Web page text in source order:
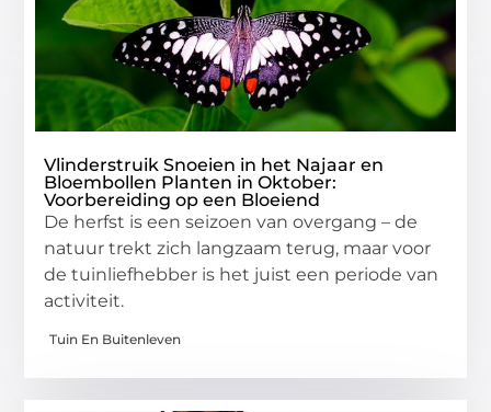
Vlinderstruik Snoeien in het Najaar en
Bloembollen Planten in Oktober:
Voorbereiding op een Bloeiend
De herfst is een seizoen van overgang – de
natuur trekt zich langzaam terug, maar voor
de tuinliefhebber is het juist een periode van
activiteit.
Tuin En Buitenleven